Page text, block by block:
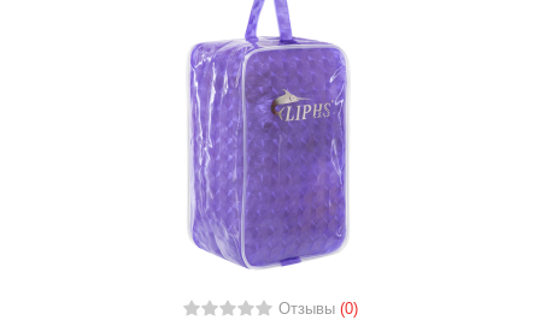
Отзывы (0)